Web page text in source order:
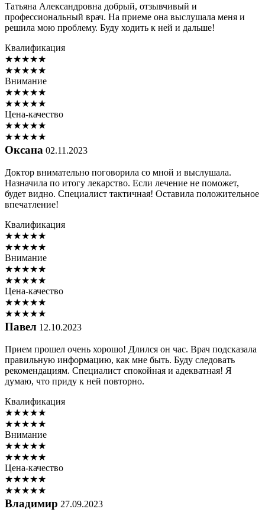
Татьяна Александровна добрый, отзывчивый и
профессиональный врач. На приеме она выслушала меня и
решила мою проблему. Буду ходить к ней и дальше!
Квалификация
★★★★★
★★★★★
Внимание
★★★★★
★★★★★
Цена-качество
★★★★★
★★★★★
Оксана 02.11.2023
Доктор внимательно поговорила со мной и выслушала.
Назначила по итогу лекарство. Если лечение не поможет,
будет видно. Специалист тактичная! Оставила положительное
впечатление!
Квалификация
★★★★★
★★★★★
Внимание
★★★★★
★★★★★
Цена-качество
★★★★★
★★★★★
Павел 12.10.2023
Прием прошел очень хорошо! Длился он час. Врач подсказала
правильную информацию, как мне быть. Буду следовать
рекомендациям. Специалист спокойная и адекватная! Я
думаю, что приду к ней повторно.
Квалификация
★★★★★
★★★★★
Внимание
★★★★★
★★★★★
Цена-качество
★★★★★
★★★★★
Владимир 27.09.2023